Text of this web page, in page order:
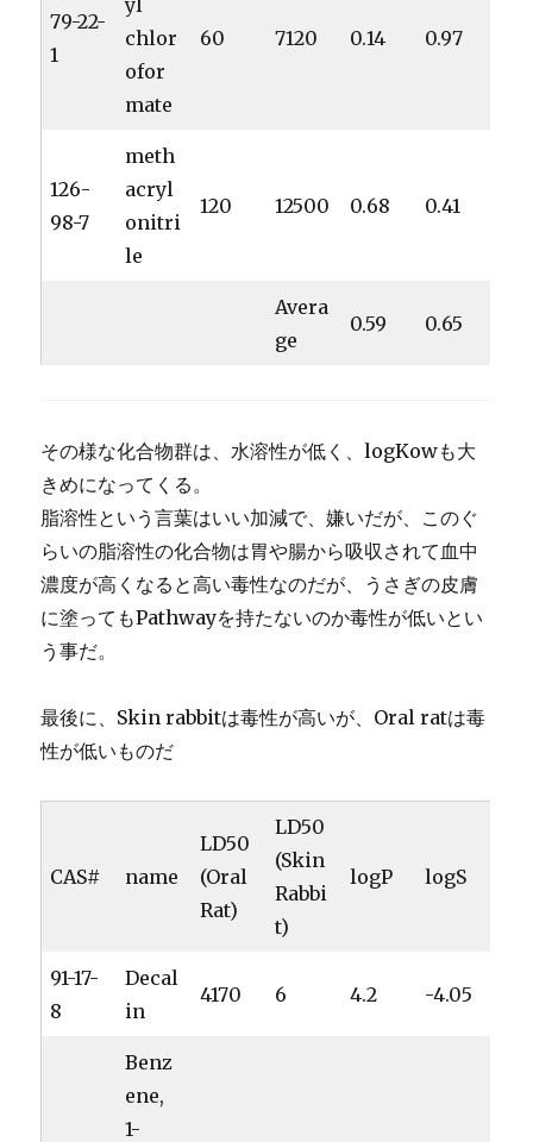
79-22-
1
chlor
ofor
mate
60 7120 0.14 0.97
126-
98-7
meth
acryl
onitri
le
120 12500 0.68 0.41
Avera
ge
0.59 0.65
その様な化合物群は、水溶性が低く、logKowも大
きめになってくる。
脂溶性という言葉はいい加減で、嫌いだが、このぐ
らいの脂溶性の化合物は胃や腸から吸収されて血中
濃度が高くなると高い毒性なのだが、うさぎの皮膚
に塗ってもPathwayを持たないのか毒性が低いとい
う事だ。
最後に、Skin rabbitは毒性が高いが、Oral ratは毒
性が低いものだ
CAS# name
LD50
(Oral
Rat)
LD50
(Skin
Rabbi
t)
logP logS
91-17-
8
Decal
in
4170 6 4.2 -4.05
Benz
ene,
1-